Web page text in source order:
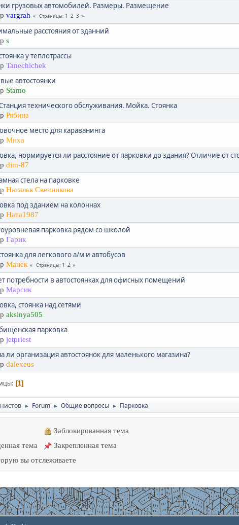
грузовых автомобилей. Размеры. Размещение
vargrah Страницы 1 2 3
расстояния от зданний
s
у теплотрассы
Tanechichek
автостоянки
Stamo
технического обслуживания. Мойка. Стоянка
Рябина
место для караванинга
Миха
нормируется ли расстояние от парковки до здания? Отличие от
dim-87
стела на парковке
Наталья Свечникова
под зданием на колоннах
Ната1987
парковка рядом со школой
Гарик
для легкового а/м и автобусов
Манек Страницы 1 2
потребности в автостоянках для офисных помещений
Марсик
стоянка над сетями
aksinya505
парковка
jetpriest
ли организация автостоянок для маленького магазина?
dalexeus
1
► Forum ► Общие вопросы ► Парковка
тема
Заблокированная тема
Закрепленная тема
вы отслеживаете